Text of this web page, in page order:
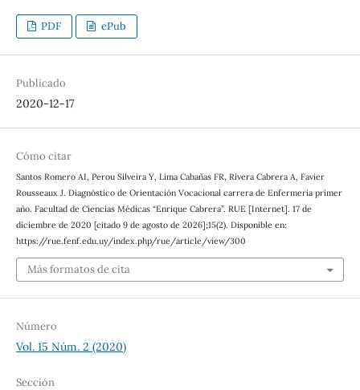
PDF ePub
Publicado
2020-12-17
Cómo citar
Santos Romero AI, Perou Silveira Y, Lima Cabañas FR, Rivera Cabrera A, Favier
Rousseaux J. Diagnóstico de Orientación Vocacional carrera de Enfermeria primer
año. Facultad de Ciencias Médicas “Enrique Cabrera”. RUE [Internet]. 17 de
diciembre de 2020 [citado 9 de agosto de 2026];15(2). Disponible en:
https://rue.fenf.edu.uy/index.php/rue/article/view/300
Más formatos de cita
Número
Vol. 15 Núm. 2 (2020)
Sección